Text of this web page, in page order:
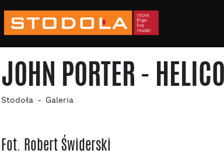
JOHN PORTER -
Stodoła Galeria
Fot. Robert Świderski